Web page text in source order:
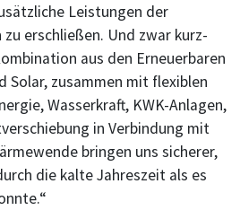
Leistungen der
erschließen. Und zwar kurz-
aus den Erneuerbaren
Solar, zusammen mit flexiblen
Wasserkraft, KWK-Anlagen,
in Verbindung mit
bringen uns sicherer,
die kalte Jahreszeit als es